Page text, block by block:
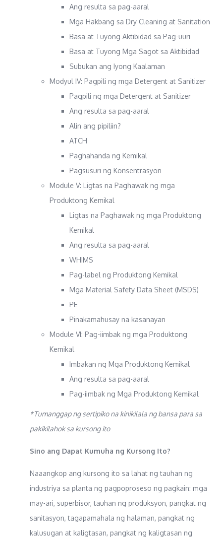
Ang resulta sa pag-aaral
Mga Hakbang sa Dry Cleaning at Sanitation
Basa at Tuyong Aktibidad sa Pag-uuri
Basa at Tuyong Mga Sagot sa Aktibidad
Subukan ang Iyong Kaalaman
Modyul IV: Pagpili ng mga Detergent at Sanitizer
Pagpili ng mga Detergent at Sanitizer
Ang resulta sa pag-aaral
Alin ang pipiliin?
ATCH
Paghahanda ng Kemikal
Pagsusuri ng Konsentrasyon
Module V: Ligtas na Paghawak ng mga
Produktong Kemikal
Ligtas na Paghawak ng mga Produktong
Kemikal
Ang resulta sa pag-aaral
WHIMS
Pag-label ng Produktong Kemikal
Mga Material Safety Data Sheet (MSDS)
PE
Pinakamahusay na kasanayan
Module VI: Pag-iimbak ng mga Produktong
Kemikal
Imbakan ng Mga Produktong Kemikal
Ang resulta sa pag-aaral
Pag-iimbak ng Mga Produktong Kemikal
*Tumanggap ng sertipiko na kinikilala ng bansa para sa
pakikilahok sa kursong ito
Sino ang Dapat Kumuha ng Kursong Ito?
Naaangkop ang kursong ito sa lahat ng tauhan ng
industriya sa planta ng pagpoproseso ng pagkain: mga
may-ari, superbisor, tauhan ng produksyon, pangkat ng
sanitasyon, tagapamahala ng halaman, pangkat ng
kalusugan at kaligtasan, pangkat ng kaligtasan ng